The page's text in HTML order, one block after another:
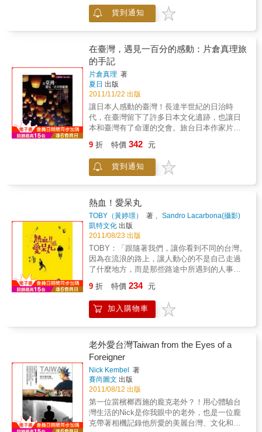
周遭值得珍惜的事物的美與意義？我個人覺
得，直到這時刻，我才真正「看」到台灣，更
深愛台灣這塊土地。「開放自己的心靈，三不
眶、心頭小鹿亂撞、心蕩神馳、衷心期盼、心
嚮往之……。而感動，真的可以從很小的事情
開始。」 ——李昂
音、畫面與溫度，將深切展現每一個在角落追
尋自我價值的個體，一點都不孤獨。就讓我們
跟著這些「路上的朋友」，重新認識自己的家
哥、好樣、妙家庭廚房、日和三一、小路映
畫、謝小五、編號223、董攀、Madi Ju、
COTTON、阿或ahuo、楊函憬、Dave、大頭羅
域杰、路陽……特別注意書裡沒有一○一大樓，
沒有全民大悶鍋，沒有日月潭，沒有阿里山，
沒有太魯閣，沒有墾丁大街，也沒有鵝鑾鼻公
園……有些時候，會忍不住多想些什麼，總想
要讓自己生活裡多一些什麼……原本我們就在
一起經歷了一場旅行、一群朋友，一同歡唱笑
鬧、一起用影像文字記錄一切，然後一起，用
夢想生起了熊熊營火……夢的旅程影像紀錄：
www.youtube.com/user/mogudreamtrip
千張旅途寫真、精采有趣的征服過程影像數萬
字公路歷程、豐沛情感的挑戰心境刻畫與你分
吧！本書用第一人稱表述，能讓讀者投入身歷
其境。環島其實人人都能做，甚至有人走路或
是騎腳踏車，『單身女生環島』跟市面上旅遊
書相較，超有辨識度，讓我們一起看環島魔
術，見證24耐的奇蹟。本書特色1.24小時騎機
車環島，噱頭十足，並是全台第一本。2.單身
女子獨自環島，勇氣令人印象深刻。
貨到通知
在臺灣，遇見一百分的感動：片倉真理旅
的手記
片倉真理 著
夏日 出版
2011/11/22 出版
讓日本人感動的臺灣！長達半世紀的日治時
代，在臺灣留下了許多日本文化遺跡，也讓日
本和臺灣有了命運的交會。旅台日本作家片倉
深入臺灣各地。以日本玩家觀點詮釋臺灣新趣
味在臺灣生活很常被問到「最喜歡臺灣的哪一
個地方？」但是對我來說，應該沒有比這個還
烈的性格特質，還有饒富深意的歷史與當地的
人們的生活軌跡，除此之外還有與日本關連的
歷史等，這些很難有一個標準的答案。 --片倉
真理透過片倉真理感性的文筆和細膩的觀察，
臺灣的風土民情有了不同的詮釋。媽祖文化的
點點滴滴，&#x9076;境、報馬仔、過轎腳是一
種全新的體驗；東北角的南雅村落成了神祕不
為人知的能量場（power spot），水湳洞的採
礦場遺跡也有如臺灣的布達拉宮一樣；而馬祖
鐵道活動、原住民的豐年祭，臺灣島內四處悠
晃及定點旅遊，臺灣的種種，在片倉真理的眼
中都是新奇又有趣的經歷。 1個臺灣，17段感
自己也不知道的美好，一起感動，一起驚奇，
一起從日本玩家的觀點，享受臺灣的文化與美
景，重新認識不為人知的驚豔臺灣。讚嘆慶
典：平溪天燈和媽祖文化，都是值得珍藏的世
界級慶典文化。驚奇原住民部落：排灣族的收
穫祭和卑南族的大狩獵祭帶來的不只是歡樂的
氣氛，更勾起許多日本回憶。驚豔離島：金
門、馬祖和澎湖，都是不為人知的傳說仙境，
9 折 特價 342 元
貨到通知
熱血！愛呆丸
TOBY（黃婷璟） 著 、Sandro Lacarbona(攝影)
著
凱特文化 出版
2011/08/23 出版
TOBY：「跟隨著我們，讓你看到不同的台灣。
因為在流浪的路上，讓人動心的不是自己走過
了什麼地方，而是那些路途中所遇到的人事
年開啟了背包旅行的生活，因為貧窮，一面旅
行一面打工，並在旅途中認識了老法，聽到他
無知地說：「台灣在哪裡？」讓這一個故事有
同兩款個性的磨合、兩種文化的相互適應，一
方面讓老法認識台灣，一方面藉由不同的角度
與想法，讓TOBY重新認識家鄉與自己，「媽麻
馬罵」不一樣？一碗貢丸湯，不要湯？為什麼
要吃蚵仔煎？……所有的問號都在愛與熱血
中，獲得解答！在這片土地上的我們，經常對
於太多事物感到理所當然，透過本書，將會發
現生活本身沒有好壞，差異在於如何讓它變得
精彩！什麼是值得珍惜的？將由每個人的心去
9 折 特價 234 元
加入購物車
老外愛台灣Taiwan from the Eyes of a
Foreigner
Nick Kembel 著
賽尚圖文 出版
2011/08/12 出版
第一位當檳榔西施的龐克老外？！用心體驗台
灣生活的Nick是你我眼中的老外，也是一位龐
克帶著相機記錄他所愛的美麗台灣、文化和人